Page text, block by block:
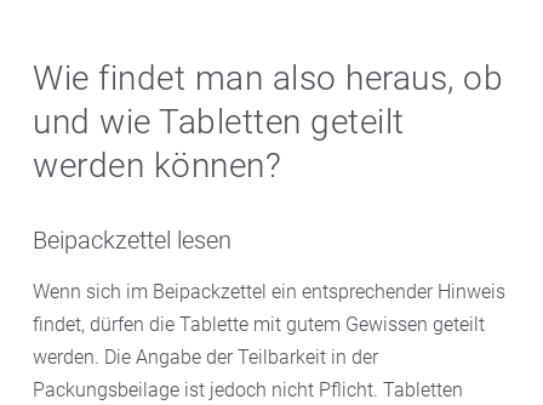
Wie findet man also heraus, ob
und wie Tabletten geteilt
werden können?
Beipackzettel lesen
Wenn sich im Beipackzettel ein entsprechender Hinweis
findet, dürfen die Tablette mit gutem Gewissen geteilt
werden. Die Angabe der Teilbarkeit in der
Packungsbeilage ist jedoch nicht Pflicht. Tabletten